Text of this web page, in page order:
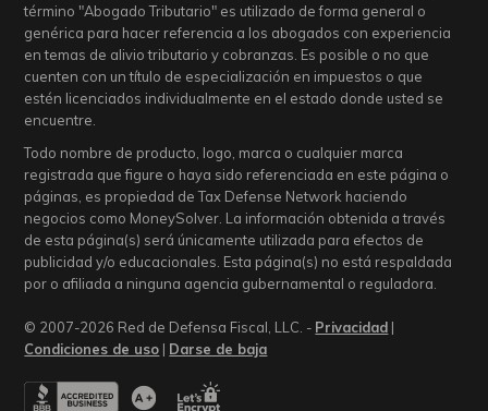
término "Abogado Tributario" es utilizado de forma general o
genérica para hacer referencia a los abogados con experiencia
en temas de alivio tributario y cobranzas. Es posible o no que
cuenten con un título de especialización en impuestos o que
estén licenciados individualmente en el estado donde usted se
encuentre.
Todo nombre de producto, logo, marca o cualquier marca
registrada que figure o haya sido referenciada en este página o
páginas, es propiedad de Tax Defense Network haciendo
negocios como MoneySolver. La información obtenida a través
de esta página(s) será únicamente utilizada para efectos de
publicidad y/o educacionales. Esta página(s) no está respaldada
por o afiliada a ninguna agencia gubernamental o reguladora.
© 2007-2026 Red de Defensa Fiscal, LLC. - Privacidad |
Condiciones de uso | Darse de baja